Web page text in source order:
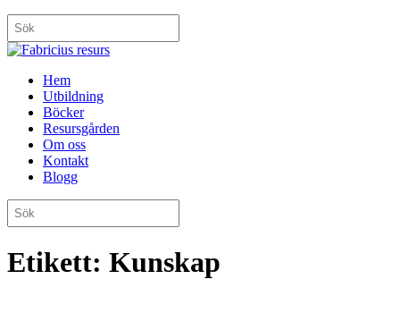
Hem
Utbildning
Böcker
Resursgården
Om oss
Kontakt
Blogg
Etikett: Kunskap